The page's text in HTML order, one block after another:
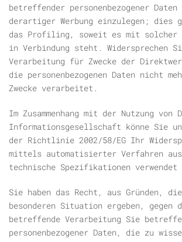
betreffender personenbezogener Daten
derartiger Werbung einzulegen;
das Profiling, soweit es mit solcher
in Verbindung steht. Widersprechen
Verarbeitung für Zwecke der
die personenbezogenen Daten nicht
Zwecke verarbeitet.
Im Zusammenhang mit der Nutzung von
Informationsgesellschaft könne Sie
der Richtlinie 2002/58/EG Ihr
mittels automatisierter Verfahren
technische Spezifikationen verwendet
Sie haben das Recht, aus Gründen,
besonderen Situation ergeben, gegen
betreffende Verarbeitung Sie
personenbezogener Daten, die zu